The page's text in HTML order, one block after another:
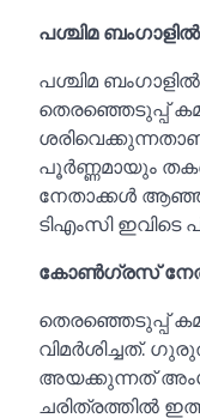
പശ്ചിമ
പശ്ചിമ
തെരഞ്ഞെടുപ്പ്
പൂർണ്ണമായും
നേതാക്കള്‍
ടിഎംസി
കോണ്‍ഗ്രസ്
തെരഞ്ഞെടുപ്പ്
വിമർശിച്ചത്.
അയക്കുന്നത്
ചരിത്രത്തില്‍